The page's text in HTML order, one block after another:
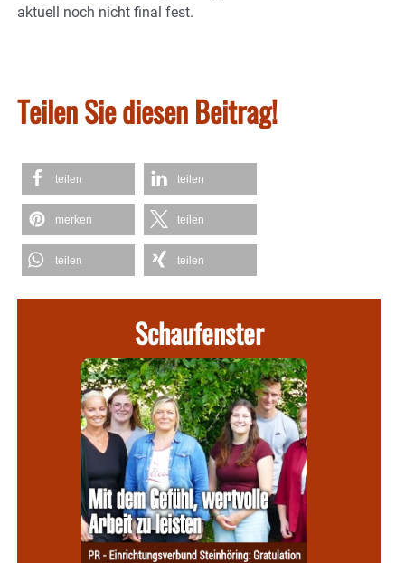
aktuell noch nicht final fest.
Teilen Sie diesen Beitrag!
teilen teilen
merken teilen
teilen teilen
Schaufenster